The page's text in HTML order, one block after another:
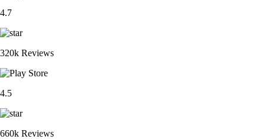
4.7
320k Reviews
4.5
660k Reviews